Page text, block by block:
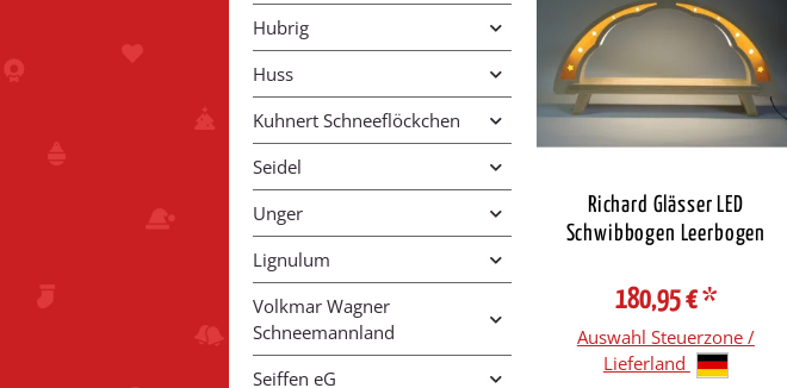
Richard Glässer LED
Schwibbogen Leerbogen
180,95 €*
Auswahl Steuerzone /
Lieferland
Hubrig
Huss
Kuhnert Schneeflöckchen
Seidel
Unger
Lignulum
Volkmar Wagner
Schneemannland
Seiffen eG